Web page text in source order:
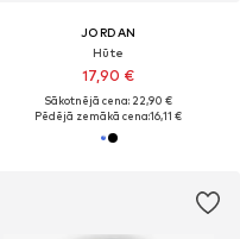
JORDAN
Hūte
17,90 €
Sākotnējā cena: 22,90 €
Pēdējā zemākā cena:16,11 €